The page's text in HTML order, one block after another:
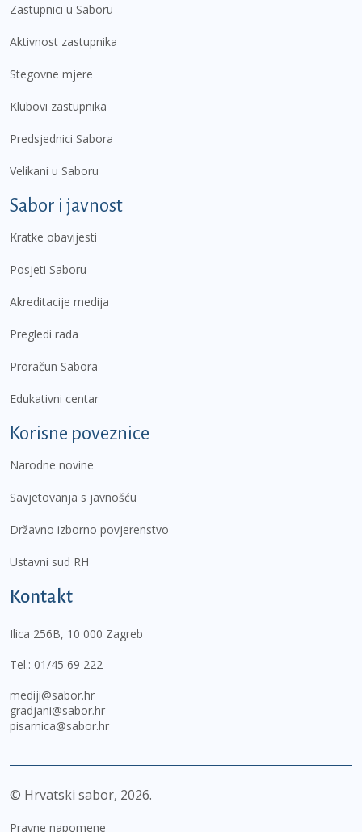
Zastupnici u Saboru
Aktivnost zastupnika
Stegovne mjere
Klubovi zastupnika
Predsjednici Sabora
Velikani u Saboru
Sabor i javnost
Kratke obavijesti
Posjeti Saboru
Akreditacije medija
Pregledi rada
Proračun Sabora
Edukativni centar
Korisne poveznice
Narodne novine
Savjetovanja s javnošću
Državno izborno povjerenstvo
Ustavni sud RH
Kontakt
Ilica 256B, 10 000 Zagreb
Tel.: 01/45 69 222
mediji@sabor.hr
gradjani@sabor.hr
pisarnica@sabor.hr
© Hrvatski sabor, 2026
Pravne napomene